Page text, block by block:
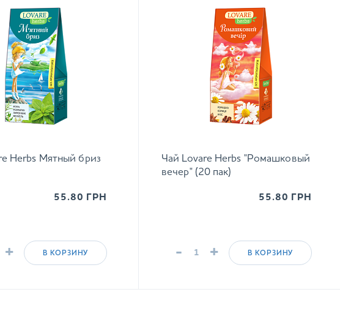
Herbs Мятный бриз
55.80 ГРН
+ В КОРЗИНУ
Чай Lovare Herbs "Ромашковый
вечер" (20 пак)
55.80 ГРН
- + В КОРЗИНУ